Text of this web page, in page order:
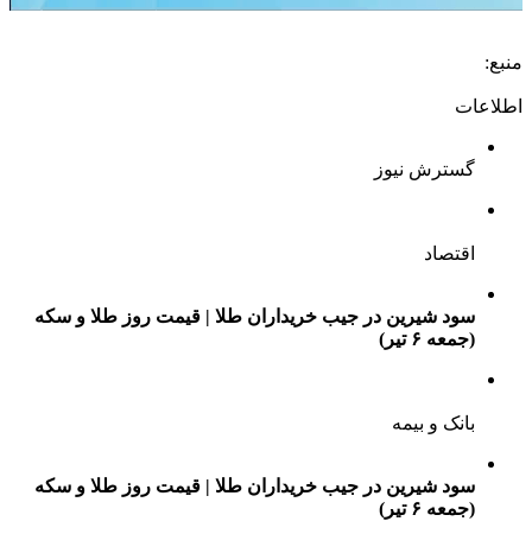
منبع:
اطلاعات
گسترش نیوز
اقتصاد
سود شیرین در جیب خریداران طلا | قیمت روز طلا و سکه
(جمعه ۶ تیر)
بانک و بیمه
سود شیرین در جیب خریداران طلا | قیمت روز طلا و سکه
(جمعه ۶ تیر)